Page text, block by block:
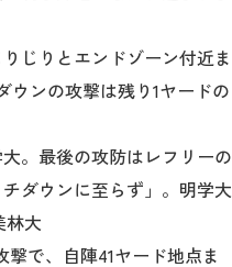
じりとエンドゾーン付近ま
ンの攻撃は残り1ヤードの
。最後の攻防はレフリーの
ダウンに至らず」。明学大
林大
で、自陣41ヤード地点ま